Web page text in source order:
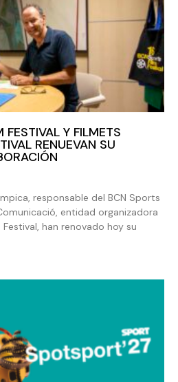
FESTIVAL Y FILMETS
RENUEVAN SU
responsable del BCN Sports
entidad organizadora
Festival, han renovado hoy su